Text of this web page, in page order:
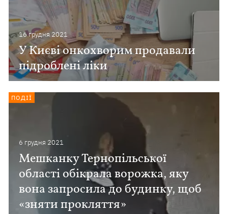
16 грудня 2021
У Києві онкохворим продавали
підроблені ліки
6 грудня 2021
Мешканку Тернопільської
області обікрала ворожка, яку
вона запросила до будинку, щоб
«зняти прокляття»
ПОДІЇ